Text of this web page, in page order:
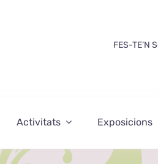
FES-TE’N
Activitats Exposicions